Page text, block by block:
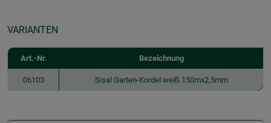
VARIANTEN
Art.-Nr. Bezeichnung
06103 Sisal Garten-Kordel weiß 150mx2,5mm